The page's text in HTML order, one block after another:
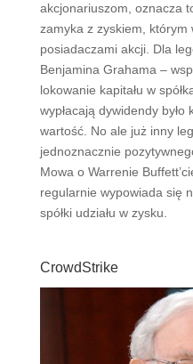
akcjonariuszom, oznacza
zamyka z zyskiem,
posiadaczami akcji. Dla
Benjamina Grahama –
lokowanie kapitału w
wypłacają dywidendy
wartość. No ale już inny
jednoznacznie
Mowa o Warrenie
regularnie wypowiada się
spółki udziału w zysku.
CrowdStrike